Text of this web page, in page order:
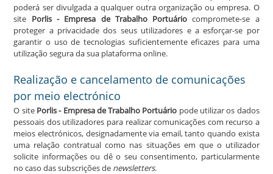
poderá ser divulgada a qualquer outra organização ou empresa. O
site Porlis - Empresa de Trabalho Portuário compromete-se a
proteger a privacidade dos seus utilizadores e a esforçar-se por
garantir o uso de tecnologias suficientemente eficazes para uma
utilização segura da sua plataforma online.
Realização e cancelamento de comunicações
por meio electrónico
O site Porlis - Empresa de Trabalho Portuário pode utilizar os dados
pessoais dos utilizadores para realizar comunicações com recurso a
meios electrónicos, designadamente via email, tanto quando exista
uma relação contratual como nas situações em que o utilizador
solicite informações ou dê o seu consentimento, particularmente
no caso das subscrições de newsletters.